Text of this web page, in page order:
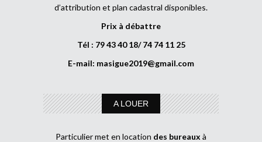
d’attribution et plan cadastral disponibles.
Prix à débattre
Tél : 79 43 40 18/ 74 74 11 25
E-mail: masigue2019@gmail.com
A LOUER
Particulier met en location des bureaux à